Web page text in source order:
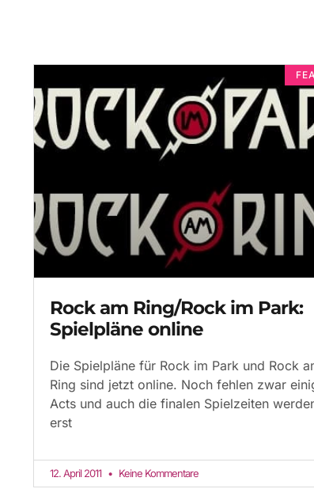
Rock am Ring/Rock im Park:
Spielpläne online
Die Spielpläne für Rock im Park und Rock
Ring sind jetzt online. Noch fehlen zwar
Acts und auch die finalen Spielzeiten
erst
12. April 2011 Keine Kommentare